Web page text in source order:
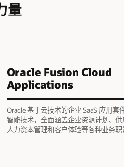
量
Oracle Fusion Cloud
Applications
Oracle 基于云技术的企业 SaaS 应用套
智能技术，全面涵盖企业资源计划、供
人力资本管理和客户体验等各种业务职